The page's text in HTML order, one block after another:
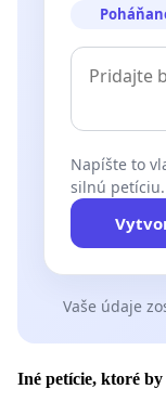
Napíšte to
silnú petíciu.
Vaše údaje
Iné petície, ktoré